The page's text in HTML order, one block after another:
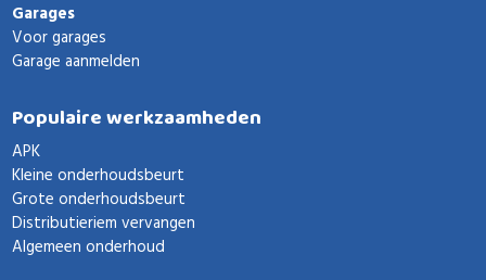
Garages
Voor garages
Garage aanmelden
Populaire werkzaamheden
APK
Kleine onderhoudsbeurt
Grote onderhoudsbeurt
Distributieriem vervangen
Algemeen onderhoud